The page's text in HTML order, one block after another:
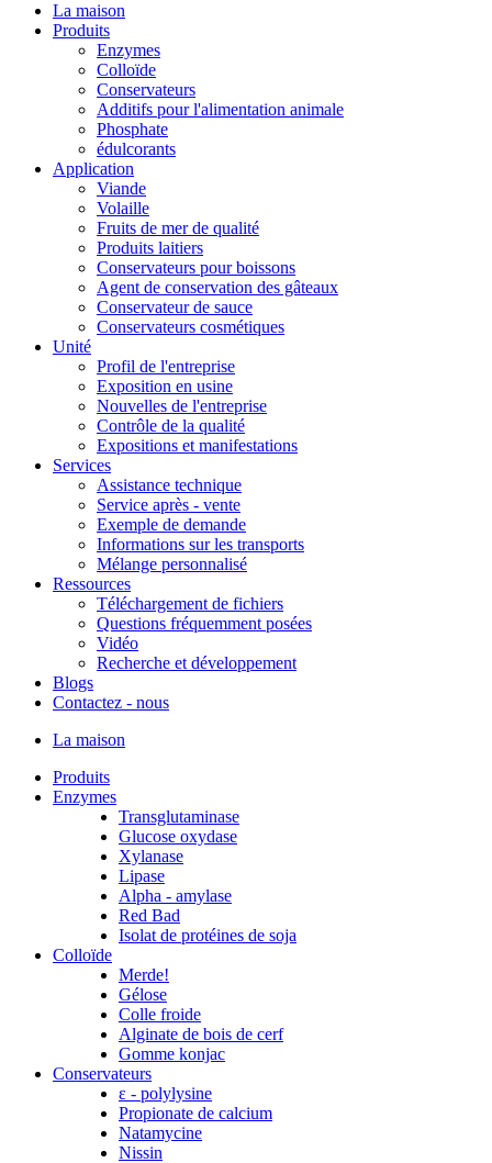
La maison
Produits
Enzymes
Colloïde
Conservateurs
Additifs pour l'alimentation animale
Phosphate
édulcorants
Application
Viande
Volaille
Fruits de mer de qualité
Produits laitiers
Conservateurs pour boissons
Agent de conservation des gâteaux
Conservateur de sauce
Conservateurs cosmétiques
Unité
Profil de l'entreprise
Exposition en usine
Nouvelles de l'entreprise
Contrôle de la qualité
Expositions et manifestations
Services
Assistance technique
Service après - vente
Exemple de demande
Informations sur les transports
Mélange personnalisé
Ressources
Téléchargement de fichiers
Questions fréquemment posées
Vidéo
Recherche et développement
Blogs
Contactez - nous
La maison
Produits
Enzymes
Transglutaminase
Glucose oxydase
Xylanase
Lipase
Alpha - amylase
Red Bad
Isolat de protéines de soja
Colloïde
Merde!
Gélose
Colle froide
Alginate de bois de cerf
Gomme konjac
Conservateurs
ε - polylysine
Propionate de calcium
Natamycine
Nissin